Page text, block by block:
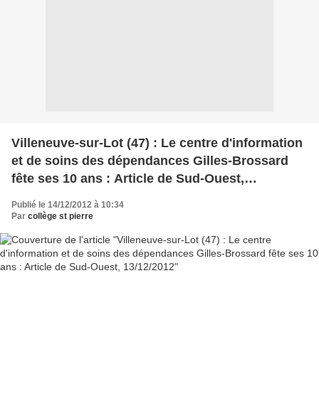
Villeneuve-sur-Lot (47) : Le centre d'information
et de soins des dépendances Gilles-Brossard
fête ses 10 ans : Article de Sud-Ouest,
13/12/2012
Publié le 14/12/2012 à 10:34
Par collège st pierre